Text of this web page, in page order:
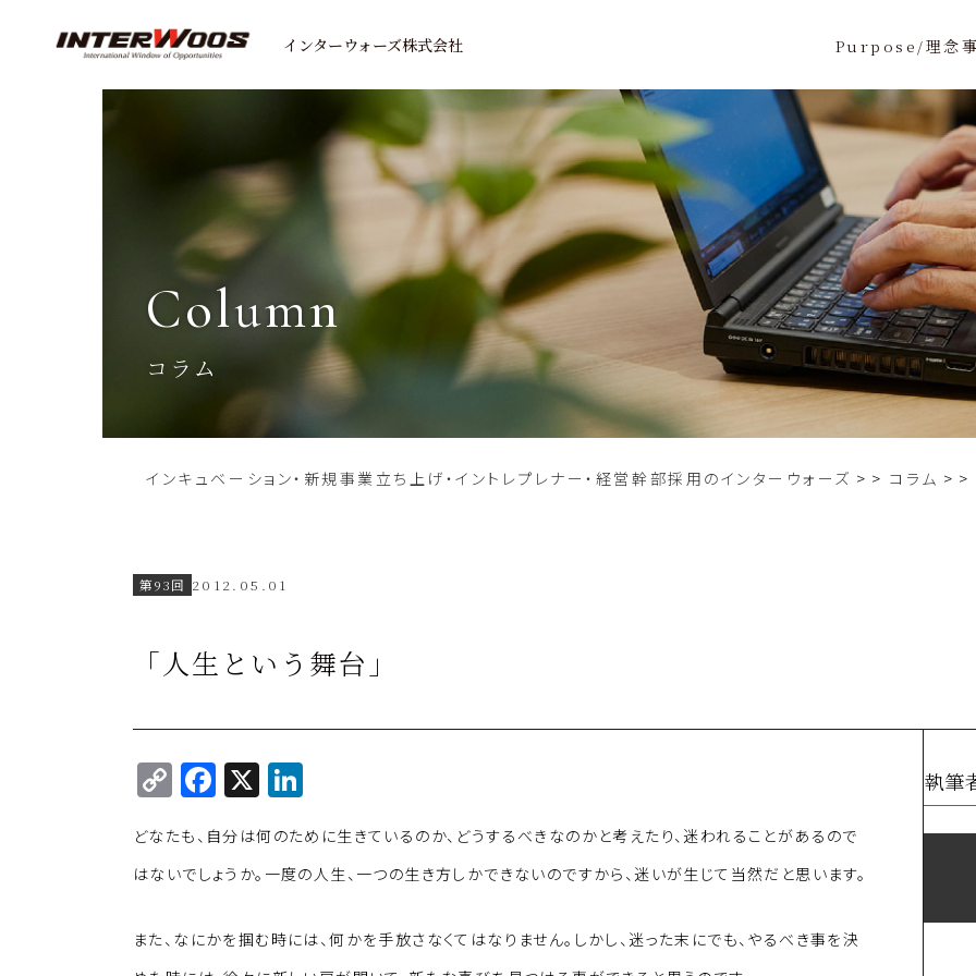
インターウォーズ株式会社 Purpose/理念
column
コラム
インキュベーション・新規事業立ち上げ・イントレプレナー・経営幹部採用のインターウォーズ > コラム >
第93回 2012.05.01
「人生という舞台」
C
o
p
y
Li
n
F
c
e
b
o
X
k
e
dI
n
どなたも、自分は何のために生きているのか、どうするべきなのかと考えたり、迷われることがあるので
はないでしょうか。一度の人生、一つの生き方しかできないのですから、迷いが生じて当然だと思います。
また、なにかを掴む時には、何かを手放さなくてはなりません。しかし、迷った末にでも、やるべき事を決
執筆